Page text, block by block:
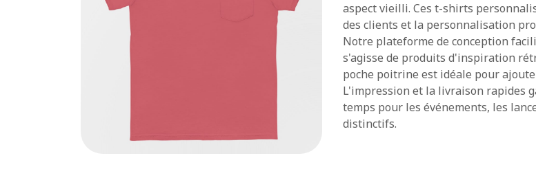
aspect vieilli. Ces t-shirts
des clients et la personnalisation
Notre plateforme de conception
s'agisse de produits d'inspiration
poche poitrine est idéale pour
L'impression et la livraison rapides
temps pour les événements, les
distinctifs.